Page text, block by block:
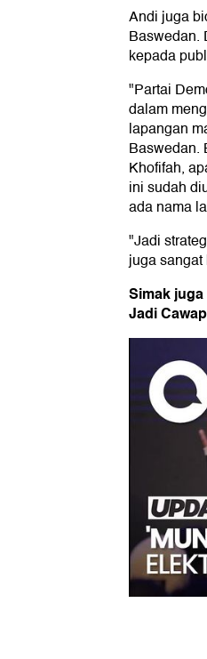
Andi juga
Baswedan.
kepada
"Partai
dalam
lapangan
Baswedan.
Khofifah,
ini sudah
ada nama
"Jadi
juga
Simak
Jadi